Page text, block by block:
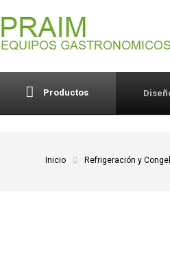
Productos
Inicio Refrigeración y